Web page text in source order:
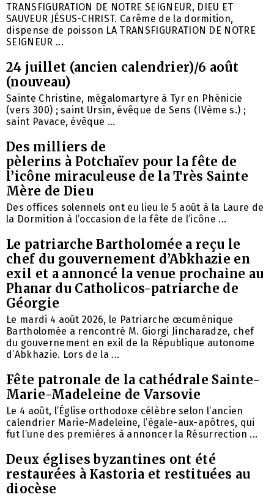
TRANSFIGURATION DE NOTRE SEIGNEUR, DIEU ET
SAUVEUR JÉSUS-CHRIST. Carême de la dormition,
dispense de poisson LA TRANSFIGURATION DE NOTRE
SEIGNEUR ...
24 juillet (ancien calendrier)/6 août
(nouveau)
Sainte Christine, mégalomartyre à Tyr en Phénicie
(vers 300) ; saint Ursin, évêque de Sens (IVème s.) ;
saint Pavace, évêque ...
Des milliers de
pèlerins à Potchaïev pour la fête de
l’icône miraculeuse de la Très Sainte
Mère de Dieu
Des offices solennels ont eu lieu le 5 août à la Laure de
la Dormition à l’occasion de la fête de l’icône ...
Le patriarche Bartholomée a reçu le
chef du gouvernement d’Abkhazie en
exil et a annoncé la venue prochaine au
Phanar du Catholicos-patriarche de
Géorgie
Le mardi 4 août 2026, le Patriarche œcuménique
Bartholomée a rencontré M. Giorgi Jincharadze, chef
du gouvernement en exil de la République autonome
d’Abkhazie. Lors de la ...
Fête patronale de la cathédrale Sainte-
Marie-Madeleine de Varsovie
Le 4 août, l’Église orthodoxe célèbre selon l’ancien
calendrier Marie-Madeleine, l’égale-aux-apôtres, qui
fut l’une des premières à annoncer la Résurrection ...
Deux églises byzantines ont été
restaurées à Kastoria et restituées au
diocèse